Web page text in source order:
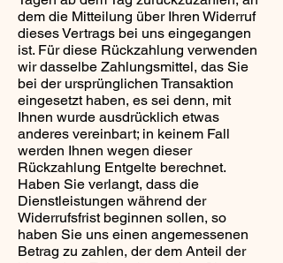
dem die Mitteilung über Ihren Widerruf
dieses Vertrags bei uns eingegangen
ist. Für diese Rückzahlung verwenden
wir dasselbe Zahlungsmittel, das Sie
bei der ursprünglichen Transaktion
eingesetzt haben, es sei denn, mit
Ihnen wurde ausdrücklich etwas
anderes vereinbart; in keinem Fall
werden Ihnen wegen dieser
Rückzahlung Entgelte berechnet.
Haben Sie verlangt, dass die
Dienstleistungen während der
Widerrufsfrist beginnen sollen, so
haben Sie uns einen angemessenen
Betrag zu zahlen, der dem Anteil der